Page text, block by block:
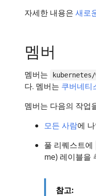
자세한 내용은 새로
멤버
멤버는
다. 멤버는 쿠버네티
멤버는 다음의 작업
모든 사람에
풀 리퀘스트에
me) 레이블을
참고: